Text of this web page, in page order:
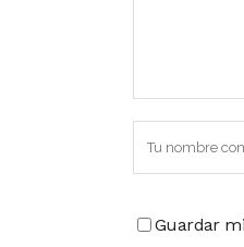
Guardar